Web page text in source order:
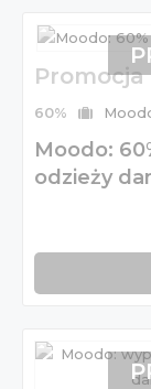
Promocja
60%
Moodo:
odzieży